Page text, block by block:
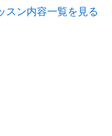
スン内容一覧を見る